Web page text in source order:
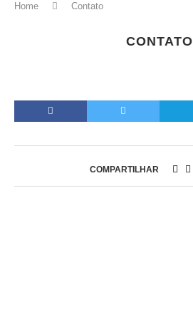
Home Contato
CONTATO
COMPARTILHAR